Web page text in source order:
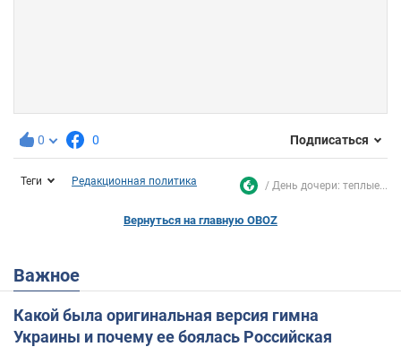
0 0 Подписаться
Теги Редакционная политика День дочери: теплые...
Вернуться на главную OBOZ
Важное
Какой была оригинальная версия гимна
Украины и почему ее боялась Российская